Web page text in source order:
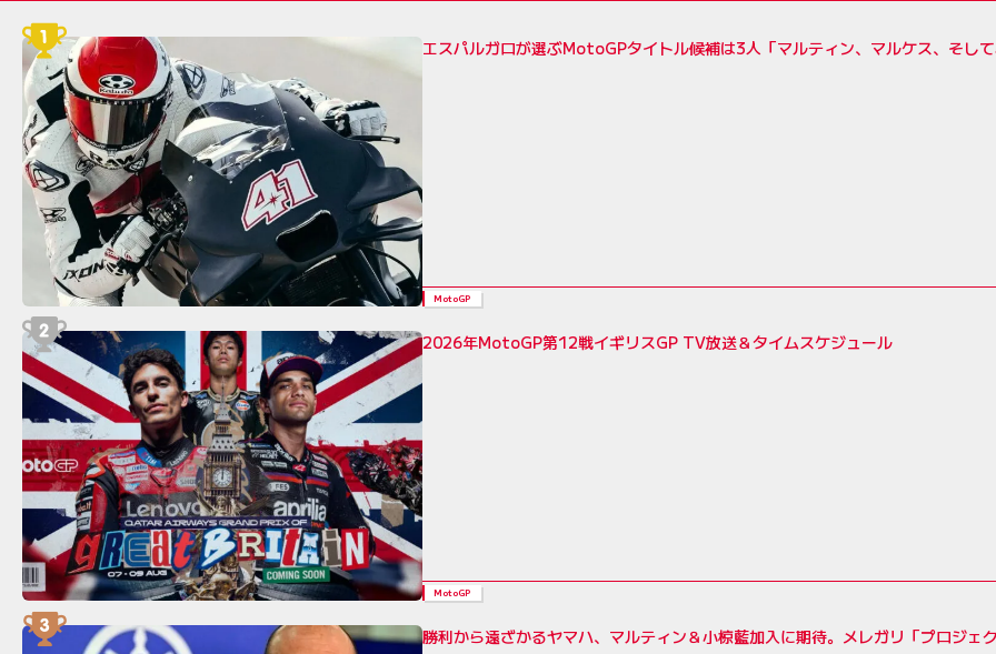
エスパルガロが選ぶMotoGPタイトル候補は3人「マルティン、マルケス、そして
MotoGP
2026年MotoGP第12戦イギリスGP TV放送＆タイムスケジュール
MotoGP
勝利から遠ざかるヤマハ、マルティン＆小椋藍加入に期待。メレガリ「プロジェ